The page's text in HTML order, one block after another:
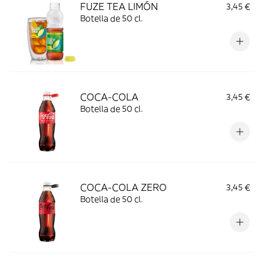
FUZE TEA LIMÓN
3,45 €
Botella de 50 cl.
COCA-COLA
3,45 €
Botella de 50 cl.
COCA-COLA ZERO
3,45 €
Botella de 50 cl.